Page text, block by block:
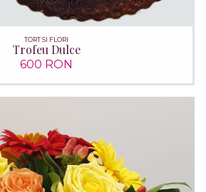
TORT SI FLORI
Trofeu Dulce
600 RON